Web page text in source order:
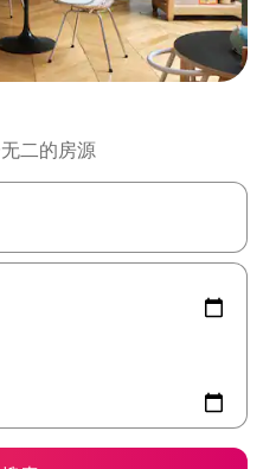
二的房源
向键查看，或通过点击或滑动手势